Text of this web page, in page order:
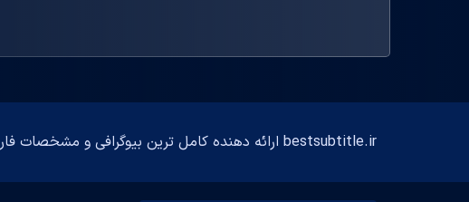
bestsubtitle.ir ارائه دهنده کامل ترین بیوگرافی و مشخصات فارسی و انگلیسی بازیگران